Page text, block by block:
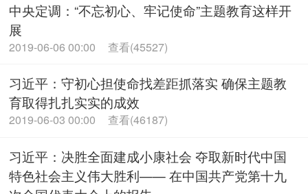
中央定调：“不忘初心、牢记使命”主题教育这样开
展
2019-06-06 00:00 查看(45527)
习近平：守初心担使命找差距抓落实 确保主题教
育取得扎扎实实的成效
2019-06-03 00:00 查看(46187)
习近平：决胜全面建成小康社会 夺取新时代中国
特色社会主义伟大胜利—— 在中国共产党第十九